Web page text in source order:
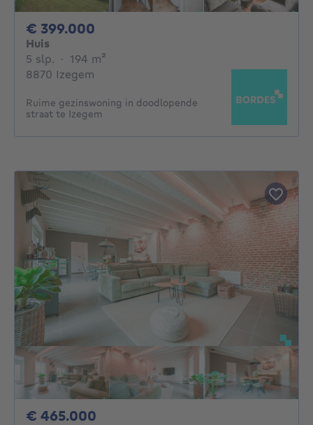
€ 399.000
Huis
5 slp. 5 slaapkamers
· 194 m²
8870 Izegem
Ruime gezinswoning in doodlopende
straat te Izegem
€ 465.000